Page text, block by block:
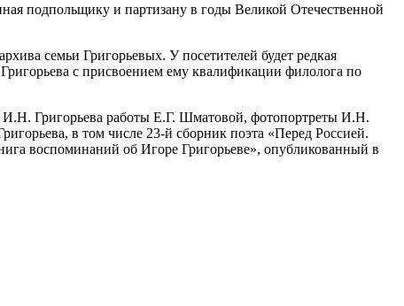
подпольщику и партизану в годы Великой Отечественной
семьи Григорьевых. У посетителей будет редкая
с присвоением ему квалификации филолога по
И.Н. Григорьева работы Е.Г. Шматовой, фотопортреты И.Н.
в том числе 23-й сборник поэта «Перед Россией.
воспоминаний об Игоре Григорьеве», опубликованный в